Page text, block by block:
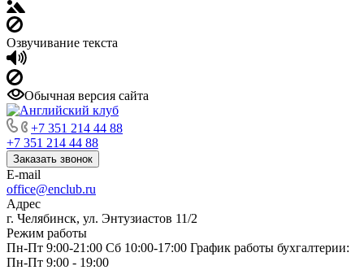
Озвучивание текста
Обычная версия сайта
+7 351 214 44 88
+7 351 214 44 88
Заказать звонок
E-mail
office@enclub.ru
Адрес
г. Челябинск, ул. Энтузиастов 11/2
Режим работы
Пн-Пт 9:00-21:00 Сб 10:00-17:00 График работы бухгалтерии:
Пн-Пт 9:00 - 19:00